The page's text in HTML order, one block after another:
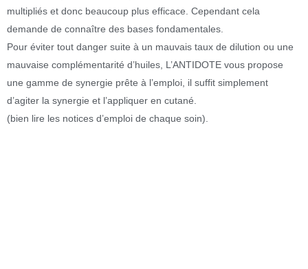
multipliés et donc beaucoup plus efficace. Cependant cela
demande de connaître des bases fondamentales.
Pour éviter tout danger suite à un mauvais taux de dilution ou une
mauvaise complémentarité d’huiles, L’ANTIDOTE vous propose
une gamme de synergie prête à l’emploi, il suffit simplement
d’agiter la synergie et l’appliquer en cutané.
(bien lire les notices d’emploi de chaque soin).